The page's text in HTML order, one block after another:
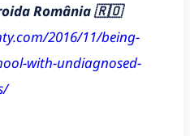
România 🇷🇴
2016/11/being-
with-undiagnosed-